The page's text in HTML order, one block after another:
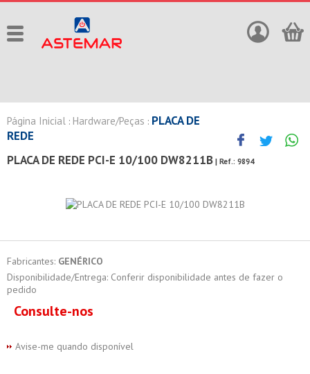
Página Inicial : Hardware/Peças : PLACA DE
REDE
PLACA DE REDE PCI-E 10/100 DW8211B | Ref.: 9894
Fabricantes: GENÉRICO
Disponibilidade/Entrega: Conferir disponibilidade antes de fazer o
pedido
Consulte-nos
Avise-me quando disponível